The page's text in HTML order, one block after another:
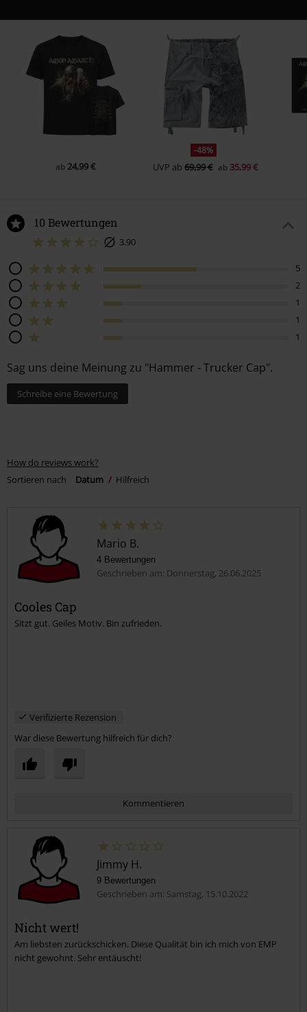
ab 24,99 €
-48%
UVP ab69,99 € ab35,99 €
10 Bewertungen
3.90
5
2
1
1
1
Sag uns deine Meinung zu "Hammer - Trucker Cap".
Schreibe eine Bewertung
How do reviews work?
Sortieren nach
Datum Hilfreich
Mario B.
4 Bewertungen
Geschrieben am: Donnerstag, 26.06.2025
Cooles Cap
Sitzt gut. Geiles Motiv. Bin zufrieden.
Verifizierte Rezension
War diese Bewertung hilfreich für dich?
Kommentieren
Kommentar jetzt abschicken!
Jimmy H.
9 Bewertungen
Geschrieben am: Samstag, 15.10.2022
Nicht wert!
Am liebsten zurückschicken. Diese Qualität bin ich mich von EMP
nicht gewohnt. Sehr entäuscht!